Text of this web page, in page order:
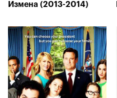
Измена (2013-2014)